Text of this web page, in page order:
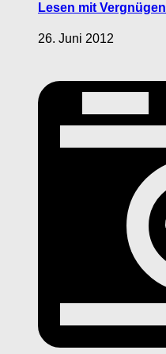
Lesen mit Vergnügen
26. Juni 2012